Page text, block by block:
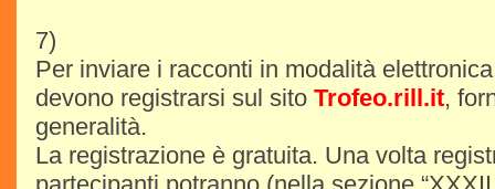
7)
Per inviare i racconti in modalità
devono registrarsi sul sito Trofeo.rill.it,
generalità.
La registrazione è gratuita. Una volta